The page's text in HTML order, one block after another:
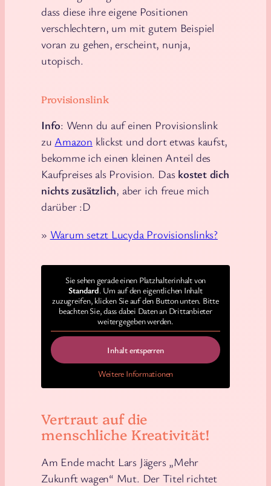
dass diese ihre eigene Positionen
verschlechtern, um mit gutem Beispiel
voran zu gehen, erscheint, nunja,
utopisch.
Sie sehen gerade einen Platzhalterinhalt von
Standard. Um auf den eigentlichen Inhalt
zuzugreifen, klicken Sie auf den Button unten. Bitte
beachten Sie, dass dabei Daten an Drittanbieter
weitergegeben werden.
Inhalt entsperren
Weitere Informationen
Provisionslink
Info: Wenn du auf einen Provisionslink
zu Amazon klickst und dort etwas kaufst,
bekomme ich einen kleinen Anteil des
Kaufpreises als Provision. Das kostet dich
nichts zusätzlich, aber ich freue mich
darüber :D
» Warum setzt Lucyda Provisionslinks?
Vertraut auf die
menschliche Kreativität!
Am Ende macht Lars Jägers „Mehr
Zukunft wagen“ Mut. Der Titel richtet